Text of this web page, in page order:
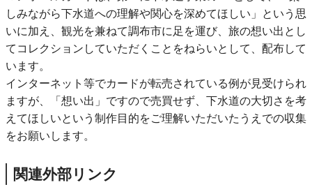
しみながら下水道への理解や関心を深めてほしい」という思
いに加え、観光を兼ねて調布市に足を運び、旅の想い出とし
てコレクションしていただくことをねらいとして、配布して
います。
インターネット等でカードが転売されている例が見受けられ
ますが、「想い出」ですので売買せず、下水道の大切さを考
えてほしいという制作目的をご理解いただいたうえでの収集
をお願いします。
関連外部リンク